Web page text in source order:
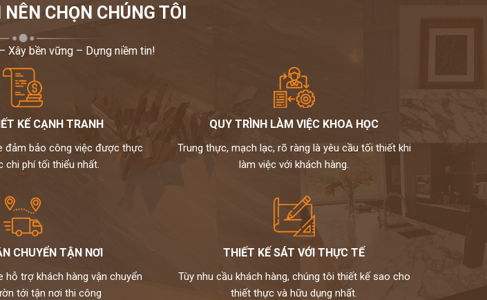
CHỌN CHÚNG TÔI
Xây bền vững – Dựng niềm tin!
KẾ CẠNH TRANH
đảm bảo công việc được thực
chi phí tối thiểu nhất.
QUY TRÌNH LÀM VIỆC KHOA HỌC
Trung thực, mạch lạc, rõ ràng là yêu cầu tối thiết khi
làm việc với khách hàng.
CHUYỂN TẬN NƠI
hỗ trợ khách hàng vận chuyển
tới tận nơi thi công
THIẾT KẾ SÁT VỚI THỰC TẾ
Tùy nhu cầu khách hàng, chúng tôi thiết kế sao cho
thiết thực và hữu dụng nhất.